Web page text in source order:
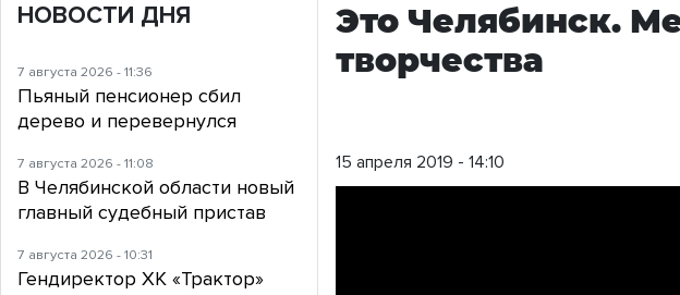
Это Челябинск.
творчества
15 апреля 2019 - 14:10
НОВОСТИ ДНЯ
7 августа 2026 - 11:36
Пьяный пенсионер сбил
дерево и перевернулся
7 августа 2026 - 11:08
В Челябинской области новый
главный судебный пристав
7 августа 2026 - 10:31
Гендиректор ХК «Трактор»